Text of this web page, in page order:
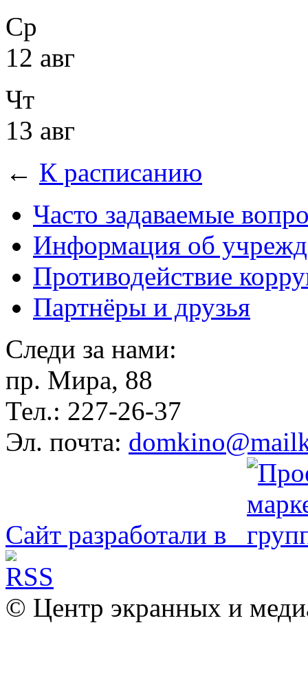
Ср
12 авг
Чт
13 авг
← К расписанию
Часто задаваемые
Информация об
Противодействие
Партнёры и друзья
Следи за нами:
пр. Мира, 88
Тел.: 227-26-37
Эл. почта:
Сайт разработали в
© Центр экранных и